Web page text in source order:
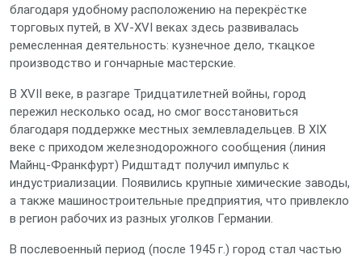
благодаря удобному расположению на перекрёстке
торговых путей, в XV‑XVI веках здесь развивалась
ремесленная деятельность: кузнечное дело, ткацкое
производство и гончарные мастерские.
В XVII веке, в разгаре Тридцатилетней войны, город
пережил несколько осад, но смог восстановиться
благодаря поддержке местных землевладельцев. В XIX
веке с приходом железнодорожного сообщения (линия
Майнц‑Франкфурт) Ридштадт получил импульс к
индустриализации. Появились крупные химические заводы,
а также машиностроительные предприятия, что привлекло
в регион рабочих из разных уголков Германии.
В послевоенный период (после 1945 г.) город стал частью